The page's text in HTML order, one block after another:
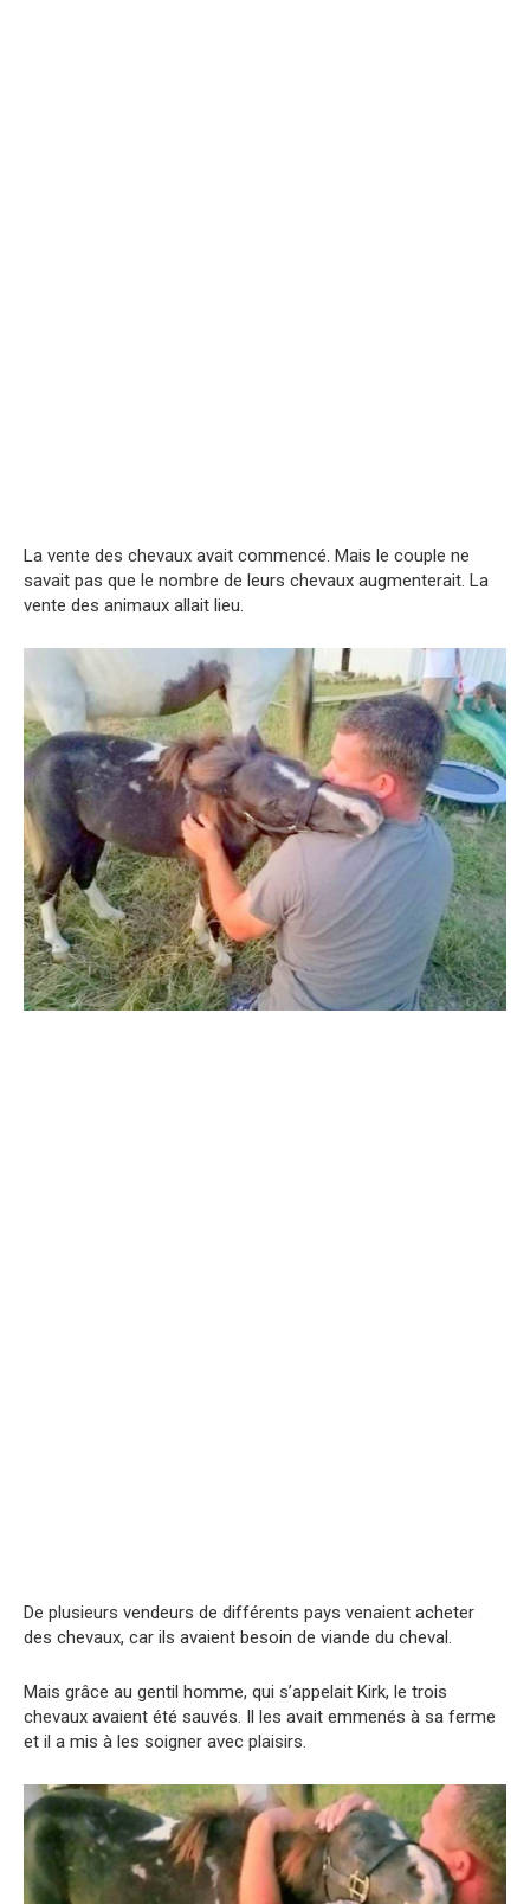
La vente des chevaux avait commencé. Mais le couple ne
savait pas que le nombre de leurs chevaux augmenterait. La
vente des animaux allait lieu.
De plusieurs vendeurs de différents pays venaient acheter
des chevaux, car ils avaient besoin de viande du cheval.
Mais grâce au gentil homme, qui s’appelait Kirk, le trois
chevaux avaient été sauvés. Il les avait emmenés à sa ferme
et il a mis à les soigner avec plaisirs.